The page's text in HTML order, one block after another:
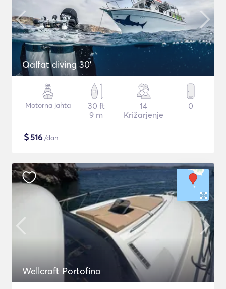
Qalfat diving 30'
Motorna jahta
30 ft
9 m
14
Križarjenje
0
$516 /dan
Wellcraft Portofino